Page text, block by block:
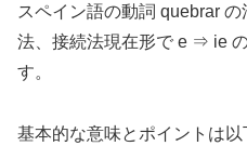
スペイン語の動詞 quebrar
法、接続法現在形で e ⇒ ie
す。
基本的な意味とポイントは以